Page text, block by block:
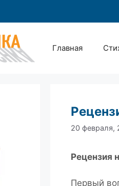
Главная
20 февраля,
Рецензия
Первый